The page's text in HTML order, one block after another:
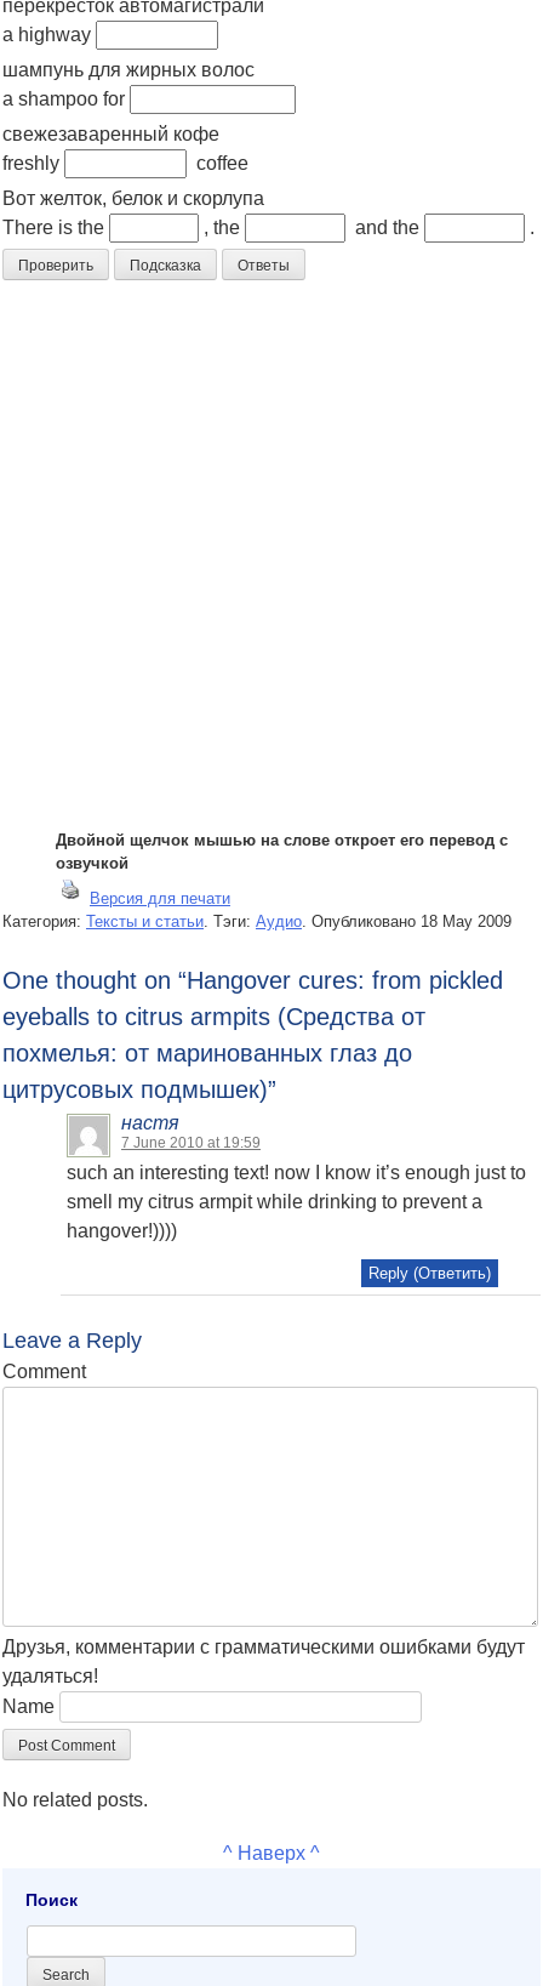
перекресток автомагистрали
a highway
шампунь для жирных волос
a shampoo for
свежезаваренный кофе
freshly
coffee
Вот желток, белок и скорлупа
There is the
, the and the .
Проверить Подсказка Ответы
Двойной щелчок мышью на слове откроет его перевод с
озвучкой
Версия для печати
Категория: Тексты и статьи. Тэги: Аудио. Опубликовано 18 May 2009
One thought on “Hangover cures: from pickled
eyeballs to citrus armpits (Средства от
похмелья: от маринованных глаз до
цитрусовых подмышек)”
настя
7 June 2010 at 19:59
such an interesting text! now I know it’s enough just to
smell my citrus armpit while drinking to prevent a
hangover!))))
Reply (Ответить)
Leave a Reply
Comment
Друзья, комментарии с грамматическими ошибками будут
удаляться!
Name
No related posts.
^ Наверх ^
Поиск